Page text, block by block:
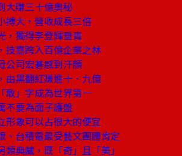
大賺三十億奧秘
搏大，營收成長三倍
，獨得李登輝垂青
技嘉跨入百億企業之林
公司宏碁感到汗顏
由黑翻紅賺進十．九億
敢」字成為世界第一
不要為面子護盤
形象可以占很大的便宜
、台積電最受藝文團體肯定
類典藏，既「奇」且「美」